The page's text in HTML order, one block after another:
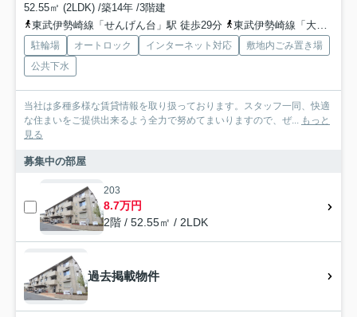
52.55㎡ (2LDK) /築14年 /3階建
東武伊勢崎線「せんげん台」駅 徒歩29分
東武伊勢崎線「大袋」駅 徒歩24分
駐輪場 オートロック インターネット対応
敷地内ごみ置き場
公共下水
当社は多種多様な賃貸情報を取り扱っております。スタッフ一同、快適
な住まいをご提供出来るよう全力で努めてまいりますので、ぜ... もっと
見る
募集中の部屋
203
8.7万円
2階 / 52.55㎡ / 2LDK
過去掲載物件